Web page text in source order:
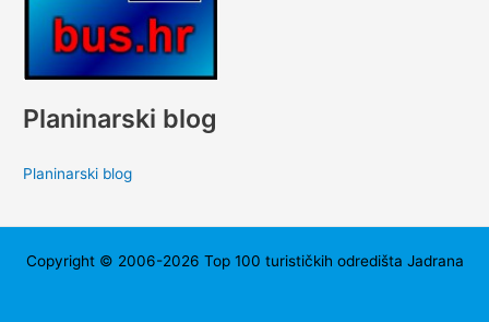
Planinarski blog
Planinarski blog
Copyright © 2006-2026 Top 100 turističkih odredišta Jadrana